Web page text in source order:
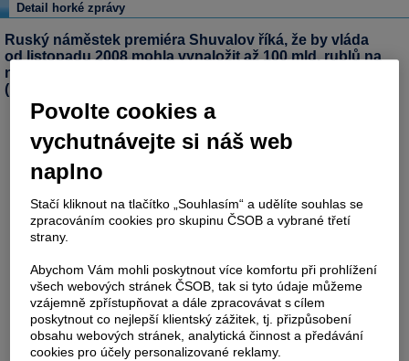
Detail horké zprávy
Ruský náměstek premiéra Shuvalov říká, že by vláda
od listopadu 2008 mohla vynaložit až 100 mld. rublů na
nákup nově vystavěných domů od stavebních firem
(Reuters)
Povolte cookies a
vychutnávejte si náš web
naplno
Stačí kliknout na tlačítko „Souhlasím“ a udělíte souhlas se
zpracováním cookies pro skupinu ČSOB a vybrané třetí
strany.
Abychom Vám mohli poskytnout více komfortu při prohlížení
všech webových stránek ČSOB, tak si tyto údaje můžeme
vzájemně zpřístupňovat a dále zpracovávat s cílem
poskytnout co nejlepší klientský zážitek, tj. přizpůsobení
obsahu webových stránek, analytická činnost a předávání
cookies pro účely personalizované reklamy.